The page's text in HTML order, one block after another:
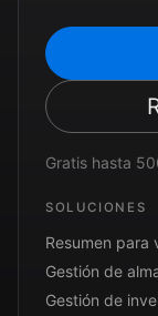
Gratis hasta
SOLUCIONES
Resumen para
Gestión de
Gestión de